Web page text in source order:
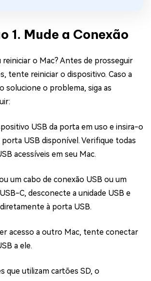
1. Mude a Conexão
o Mac? Antes de prosseguir
tente reiniciar o dispositivo. Caso a
solucione o problema, siga as
USB da porta em uso e insira-o
porta USB disponível. Verifique todas
acessíveis em seu Mac.
um cabo de conexão USB ou um
C, desconecte a unidade USB e
à porta USB.
acesso a outro Mac, tente conectar
a ele.
que utilizam cartões SD, o